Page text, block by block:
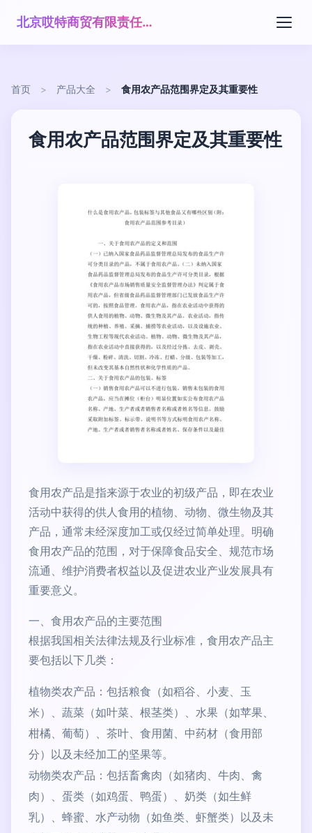
北京哎特商贸有限责任公司
首页 > 产品大全 > 食用农产品范围界定及其重要性
食用农产品范围界定及其重要性
食用农产品是指来源于农业的初级产品，即在农业
活动中获得的供人食用的植物、动物、微生物及其
产品，通常未经深度加工或仅经过简单处理。明确
食用农产品的范围，对于保障食品安全、规范市场
流通、维护消费者权益以及促进农业产业发展具有
重要意义。
一、食用农产品的主要范围
根据我国相关法律法规及行业标准，食用农产品主
要包括以下几类：
植物类农产品：包括粮食（如稻谷、小麦、玉
米）、蔬菜（如叶菜、根茎类）、水果（如苹果、
柑橘、葡萄）、茶叶、食用菌、中药材（食用部
分）以及未经加工的坚果等。
动物类农产品：包括畜禽肉（如猪肉、牛肉、禽
肉）、蛋类（如鸡蛋、鸭蛋）、奶类（如生鲜
乳）、蜂蜜、水产动物（如鱼类、虾蟹类）以及未